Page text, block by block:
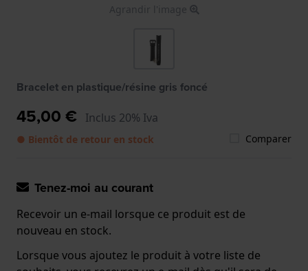
Agrandir l'image
Bracelet en plastique/résine gris foncé
45,00 € Inclus 20% Iva
● Bientôt de retour en stock Comparer
Tenez-moi au courant
Recevoir un e-mail lorsque ce produit est de
nouveau en stock.
Lorsque vous ajoutez le produit à votre liste de